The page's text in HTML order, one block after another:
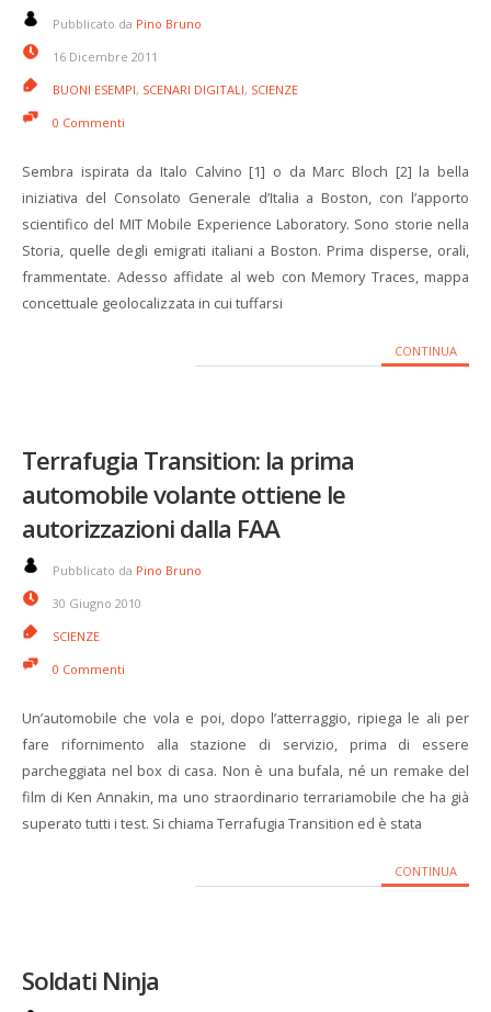
Pubblicato da Pino Bruno
16 Dicembre 2011
BUONI ESEMPI, SCENARI DIGITALI, SCIENZE
0 Commenti
Sembra ispirata da Italo Calvino [1] o da Marc Bloch [2] la bella
iniziativa del Consolato Generale d’Italia a Boston, con l’apporto
scientifico del MIT Mobile Experience Laboratory. Sono storie nella
Storia, quelle degli emigrati italiani a Boston. Prima disperse, orali,
frammentate. Adesso affidate al web con Memory Traces, mappa
concettuale geolocalizzata in cui tuffarsi
CONTINUA
Terrafugia Transition: la prima
automobile volante ottiene le
autorizzazioni dalla FAA
Pubblicato da Pino Bruno
30 Giugno 2010
SCIENZE
0 Commenti
Un’automobile che vola e poi, dopo l’atterraggio, ripiega le ali per
fare rifornimento alla stazione di servizio, prima di essere
parcheggiata nel box di casa. Non è una bufala, né un remake del
film di Ken Annakin, ma uno straordinario terrariamobile che ha già
superato tutti i test. Si chiama Terrafugia Transition ed è stata
CONTINUA
Soldati Ninja